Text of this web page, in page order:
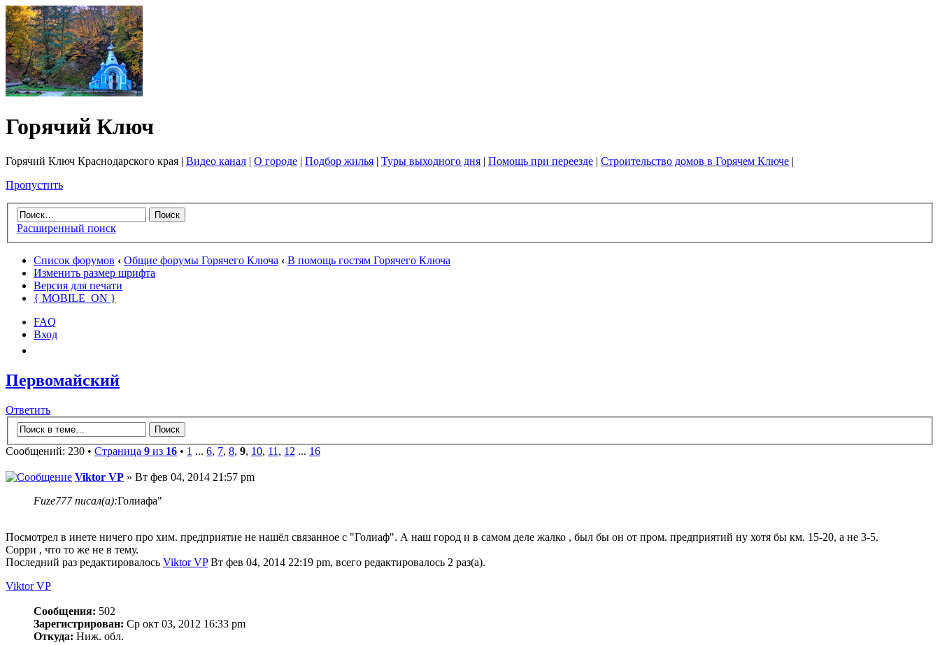
Горячий Ключ
Горячий Ключ Краснодарского края | Видео канал | О городе | Подбор жилья | Туры выходного дня | Помощь при переезде | Строительство домов в Горячем Ключе |
Пропустить
Расширенный поиск
Список форумов ‹ Общие форумы Горячего Ключа ‹ В помощь гостям Горячего Ключа
Изменить размер шрифта
Версия для печати
{ MOBILE_ON }
FAQ
Вход
Первомайский
Ответить
Сообщений: 230 • Страница 9 из 16 • 1 ... 6, 7, 8, 9, 10, 11 , 12 ... 16
Viktor VP » Вт фев 04, 2014 21:57 pm
Fuze777 писал(а):Голиафа"
Посмотрел в инете ничего про хим. предприятие не нашёл связанное с "Голиаф". А наш город и в самом деле жалко , был бы он от пром. предприятий ну хотя бы км. 15-20, а не 3-5.
Сорри , что то же не в тему.
Последний раз редактировалось Viktor VPВт фев 04, 2014 22:19 pm, всего редактировалось 2 раз(а).
Viktor VP
Сообщения: 502
Зарегистрирован: Ср окт 03, 2012 16:33 pm
Откуда: Ниж. обл.